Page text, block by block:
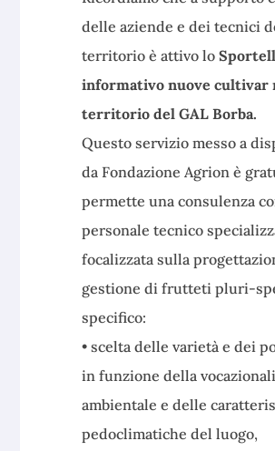
delle aziende e dei tecnici
territorio è attivo lo
informativo nuove cultivar
territorio del GAL Borba.
Questo servizio messo a
da Fondazione Agrion è
permette una consulenza
personale tecnico
focalizzata sulla
gestione di frutteti pluri-
specifico:
• scelta delle varietà e dei
in funzione della
ambientale e delle
pedoclimatiche del luogo,